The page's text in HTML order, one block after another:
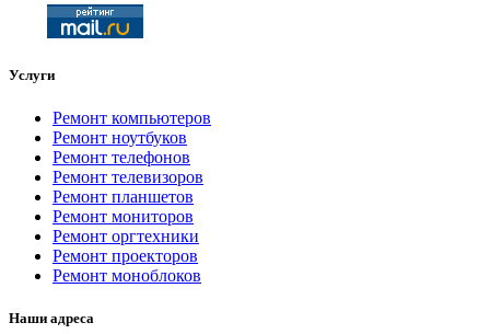
Услуги
Ремонт компьютеров
Ремонт ноутбуков
Ремонт телефонов
Ремонт телевизоров
Ремонт планшетов
Ремонт мониторов
Ремонт оргтехники
Ремонт проекторов
Ремонт моноблоков
Наши адреса